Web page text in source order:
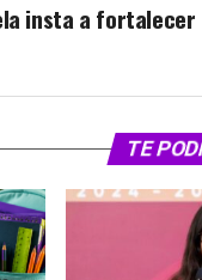
insta a fortalecer
TE